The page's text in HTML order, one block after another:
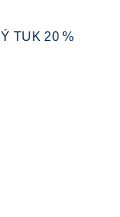
TUK 20 %